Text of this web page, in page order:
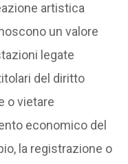
artistica
un valore
legate
del diritto
o vietare
economico del
la registrazione o